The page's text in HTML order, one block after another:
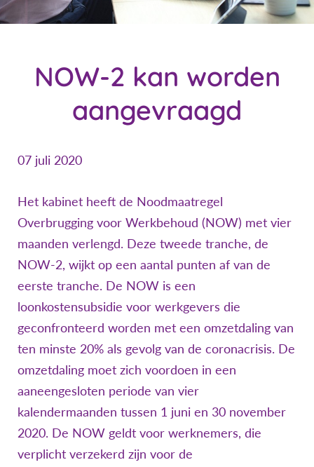
NOW-2 kan worden
aangevraagd
07 juli 2020
Het kabinet heeft de Noodmaatregel
Overbrugging voor Werkbehoud (NOW) met vier
maanden verlengd. Deze tweede tranche, de
NOW-2, wijkt op een aantal punten af van de
eerste tranche. De NOW is een
loonkostensubsidie voor werkgevers die
geconfronteerd worden met een omzetdaling van
ten minste 20% als gevolg van de coronacrisis. De
omzetdaling moet zich voordoen in een
aaneengesloten periode van vier
kalendermaanden tussen 1 juni en 30 november
2020. De NOW geldt voor werknemers, die
verplicht verzekerd zijn voor de